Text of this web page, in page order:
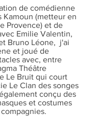
de comédienne
Kamoun (metteur en
Provence) et de
Emilie Valentin,
Bruno Léone, j'ai
et joué de
avec, entre
Théâtre
Le Bruit qui court
Le Clan des songes
conçu des
et costumes